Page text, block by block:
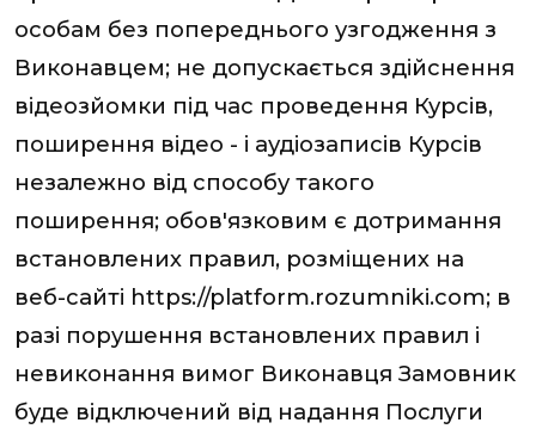
особам без попереднього узгодження з
Виконавцем; не допускається здійснення
відеозйомки під час проведення Курсів,
поширення відео - і аудіозаписів Курсів
незалежно від способу такого
поширення; обов'язковим є дотримання
встановлених правил, розміщених на
веб-сайті https://platform.rozumniki.com; в
разі порушення встановлених правил і
невиконання вимог Виконавця Замовник
буде відключений від надання Послуги